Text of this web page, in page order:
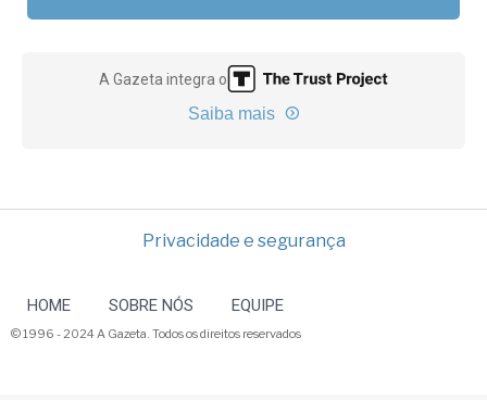
A Gazeta integra o
Saiba mais
Privacidade e segurança
HOME SOBRE NÓS EQUIPE
© 1996 - 2024 A Gazeta. Todos os direitos reservados